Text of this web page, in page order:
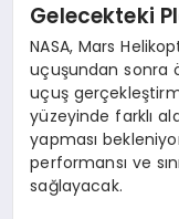
Gelecekteki
NASA, Mars
uçuşundan sonra
uçuş
yüzeyinde farklı
yapması
performansı ve
sağlayacak.